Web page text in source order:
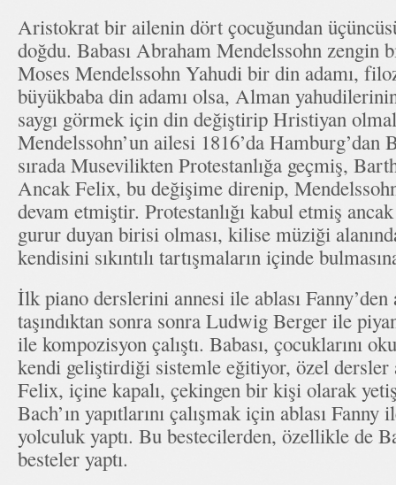
Aristokrat bir ailenin dört çocuğundan
doğdu. Babası Abraham Mendelssohn zengin
Moses Mendelssohn Yahudi bir din adamı,
büyükbaba din adamı olsa, Alman yahudilerinin
saygı görmek için din değiştirip Hristiyan
Mendelssohn’un ailesi 1816’da Hamburg’dan
sırada Musevilikten Protestanlığa geçmiş,
Ancak Felix, bu değişime direnip,
devam etmiştir. Protestanlığı kabul etmiş
gurur duyan birisi olması, kilise müziği
kendisini sıkıntılı tartışmaların içinde
İlk piano derslerini annesi ile ablası Fanny’den
taşındıktan sonra sonra Ludwig Berger ile
ile kompozisyon çalıştı. Babası, çocuklarını
kendi geliştirdiği sistemle eğitiyor, özel dersler
Felix, içine kapalı, çekingen bir kişi olarak
Bach’ın yapıtlarını çalışmak için ablası
yolculuk yaptı. Bu bestecilerden, özellikle de
besteler yaptı.